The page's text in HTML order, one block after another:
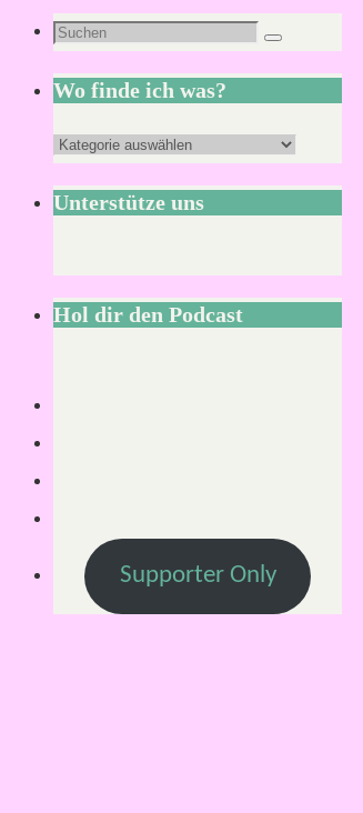
Suchen
nach:
Suchen
Wo finde ich was?
Wo
finde
ich
Unterstütze uns
Hol dir den Podcast
Supporter Only